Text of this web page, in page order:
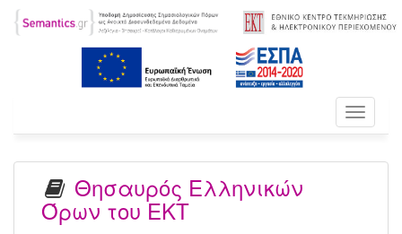
Toggle
Θησαυρός Ελληνικών
Όρων του ΕΚΤ